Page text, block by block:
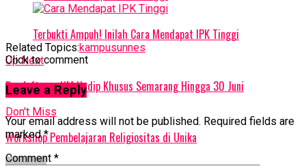
Related Topics:kampusunnes
Up Next
Pendaftaran UM Undip Khusus Semarang Hingga 30 Juni
Don't Miss
Workshop Pembelajaran Religiositas di Unika
Terbukti Ampuh! Inilah Cara Mendapat IPK Tinggi
Click to comment
Leave a Reply
Your email address will not be published. Required fields are
marked*
Comment *